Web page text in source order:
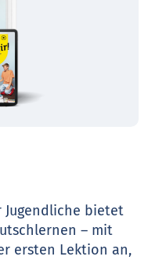
Jugendliche bietet
– mit
ersten Lektion an,